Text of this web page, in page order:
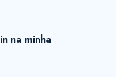
na minha